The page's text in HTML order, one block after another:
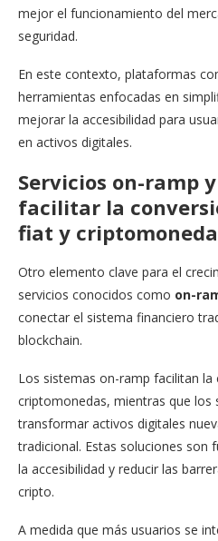
mejor el funcionamiento del
seguridad.
En este contexto, plataformas
herramientas enfocadas en
mejorar la accesibilidad para
en activos digitales.
Servicios on-ramp
facilitar la
fiat y
Otro elemento clave para el
servicios conocidos como on-
conectar el sistema financiero
blockchain.
Los sistemas on-ramp facilitan
criptomonedas, mientras que los
transformar activos digitales
tradicional. Estas soluciones son
la accesibilidad y reducir las
cripto.
A medida que más usuarios se